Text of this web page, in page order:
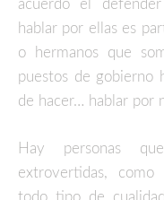
acuerdo el
hablar por ellas es
o hermanos que
puestos de gobierno
de hacer… hablar por
Hay personas
extrovertidas, como
todo tipo de